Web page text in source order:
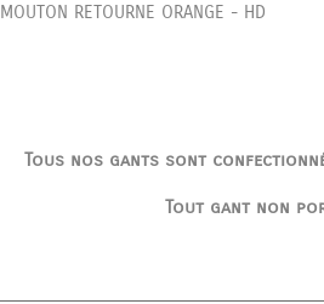
MOUTON RETOURNE ORANGE - HD
Tous nos gants sont
Tout gant non